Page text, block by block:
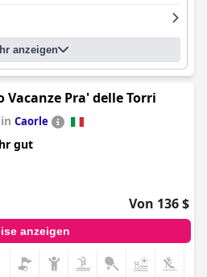
anzeigen
Vacanze Pra' delle Torri
Caorle
gut
Von 136 $
anzeigen